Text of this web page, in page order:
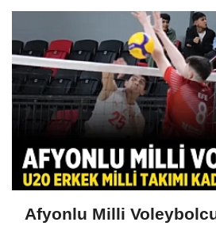
Afyonlu Milli